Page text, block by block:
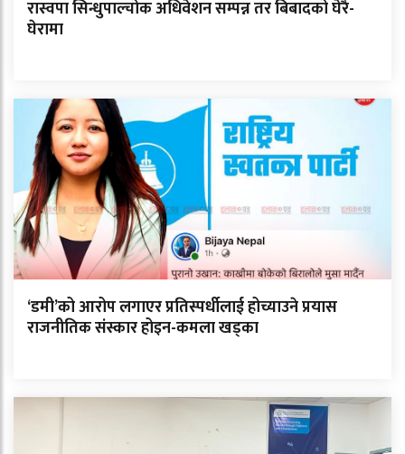
रास्वपा सिन्धुपाल्चोक अधिवेशन सम्पन्न तर बिबादको घेरै-
घेरामा
‘डमी’को आरोप लगाएर प्रतिस्पर्धीलाई होच्याउने प्रयास
राजनीतिक संस्कार होइन-कमला खड्का